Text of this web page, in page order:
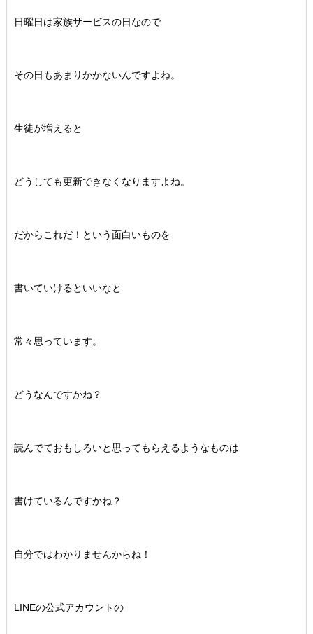
日曜日は家族サービスの日なので
その日もあまりかかないんですよね。
生徒が増えると
どうしても更新できなくなりますよね。
だからこれだ！という面白いものを
書いていけるといいなと
常々思っています。
どうなんですかね？
読んでておもしろいと思ってもらえるようなものは
書けているんですかね？
自分ではわかりませんからね！
LINEの公式アカウントの